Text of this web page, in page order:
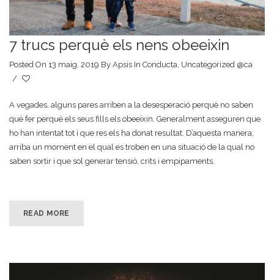
7 trucs perquè els nens obeeixin
Posted On 13 maig, 2019 By Apsis In Conducta, Uncategorized @ca
/
A vegades, alguns pares arriben a la desesperació perquè no saben
què fer perquè els seus fills els obeeixin. Generalment asseguren que
ho han intentat tot i que res els ha donat resultat. D’aquesta manera,
arriba un moment en el qual es troben en una situació de la qual no
saben sortir i que sol generar tensió, crits i empipaments.
READ MORE